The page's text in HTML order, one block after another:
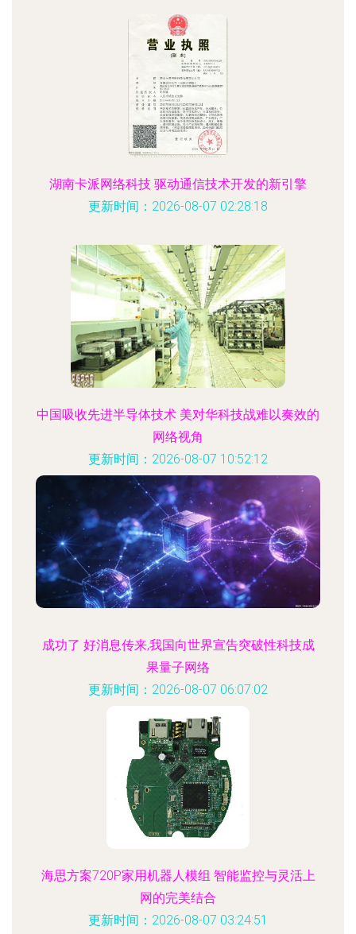
湖南卡派网络科技 驱动通信技术开发的新引擎
更新时间：2026-08-07 02:28:18
中国吸收先进半导体技术 美对华科技战难以奏效的
网络视角
更新时间：2026-08-07 10:52:12
成功了 好消息传来,我国向世界宣告突破性科技成
果量子网络
更新时间：2026-08-07 06:07:02
海思方案720P家用机器人模组 智能监控与灵活上
网的完美结合
更新时间：2026-08-07 03:24:51